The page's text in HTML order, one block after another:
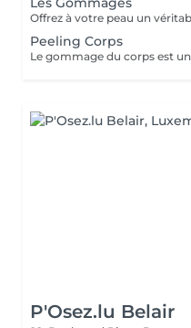
Peeling Corps
P'Osez.lu Belair